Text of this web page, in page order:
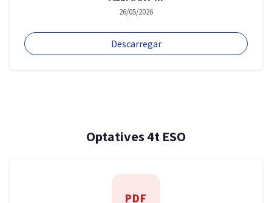
26/05/2026
Descarregar
Optatives 4t ESO
PDF